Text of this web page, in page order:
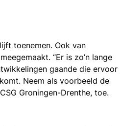
toenemen. Ook van
‘’Er is zo’n lange
gaande die ervoor
Neem als voorbeeld de
Groningen-Drenthe, toe.